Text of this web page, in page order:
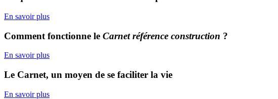
En savoir plus
Comment fonctionne le Carnet référence construction ?
En savoir plus
Le Carnet, un moyen de se faciliter la vie
En savoir plus